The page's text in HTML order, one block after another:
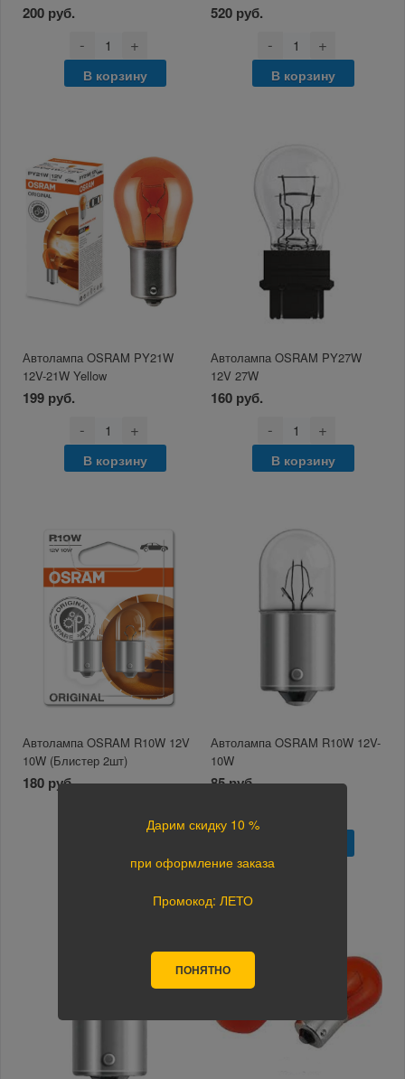
200 руб.
- +
В корзину
520 руб.
- +
В корзину
Автолампа OSRAM PY21W
12V-21W Yellow
199 руб.
- +
В корзину
Автолампа OSRAM PY27W
12V 27W
160 руб.
- +
В корзину
Автолампа OSRAM R10W 12V
10W (Блистер 2шт)
180 руб.
Автолампа OSRAM R10W 12V-
10W
85 руб.
Дарим скидку 10 %
при оформление заказа
Промокод: ЛЕТО
ПОНЯТНО